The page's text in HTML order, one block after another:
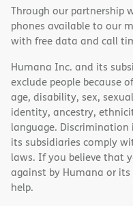
Through our partnership
phones available to our
with free data and call
Humana Inc. and its
exclude people because
age, disability, sex,
identity, ancestry,
language.
its subsidiaries comply
laws. If you believe that
against by Humana or
help.